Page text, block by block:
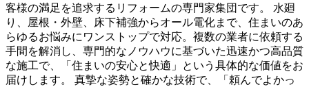
客様の満足を追求するリフォームの専門家集団です。 水廻
り、屋根・外壁、床下補強からオール電化まで、住まいのあ
らゆるお悩みにワンストップで対応。複数の業者に依頼する
手間を解消し、専門的なノウハウに基づいた迅速かつ高品質
な施工で、「住まいの安心と快適」という具体的な価値をお
届けします。 真摯な姿勢と確かな技術で、「頼んでよかっ